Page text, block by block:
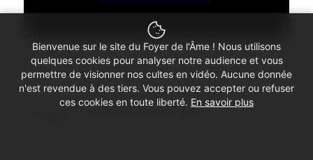
Bienvenue sur le site du Foyer de l'Âme ! Nous utilisons
quelques cookies pour analyser notre audience et vous
permettre de visionner nos cultes en vidéo. Aucune donnée
n'est revendue à des tiers. Vous pouvez accepter ou refuser
ces cookies en toute liberté. En savoir plus